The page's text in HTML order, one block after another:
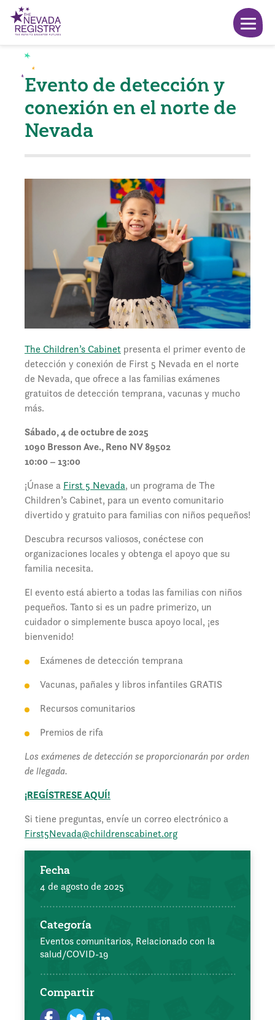
Evento de detección y
conexión en el norte de
Nevada
The Children’s Cabinet presenta el primer evento de
detección y conexión de First 5 Nevada en el norte
de Nevada, que ofrece a las familias exámenes
gratuitos de detección temprana, vacunas y mucho
más.
Sábado, 4 de octubre de 2025
1090 Bresson Ave., Reno NV 89502
10:00 – 13:00
¡Únase a First 5 Nevada, un programa de The
Children’s Cabinet, para un evento comunitario
divertido y gratuito para familias con niños pequeños!
Descubra recursos valiosos, conéctese con
organizaciones locales y obtenga el apoyo que su
familia necesita.
El evento está abierto a todas las familias con niños
pequeños. Tanto si es un padre primerizo, un
cuidador o simplemente busca apoyo local, ¡es
bienvenido!
Exámenes de detección temprana
Vacunas, pañales y libros infantiles GRATIS
Recursos comunitarios
Premios de rifa
Los exámenes de detección se proporcionarán por orden
de llegada.
¡REGÍSTRESE AQUÍ!
Si tiene preguntas, envíe un correo electrónico a
First5Nevada@childrenscabinet.org
Fecha
4 de agosto de 2025
Categoría
Eventos comunitarios, Relacionado con la
salud/COVID-19
Compartir